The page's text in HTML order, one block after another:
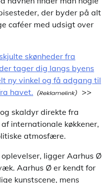
der byder på alt
caféer med udsigt over
skønheder fra
tager dig langs byens
ny vinkel og få adgang til
havet.
>>
skaldyr direkte fra
internationale køkkener,
atmosfære.
ligger Aarhus Ø
Aarhus Ø er kendt for
kunstscene, mens